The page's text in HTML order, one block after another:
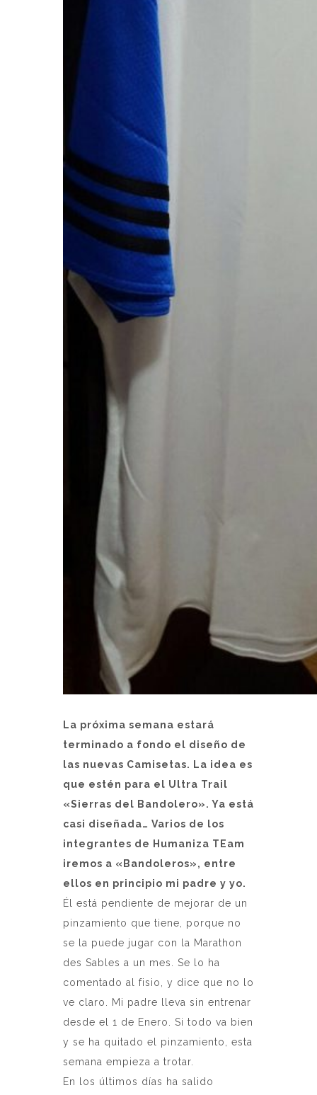
La próxima semana estará
terminado a fondo el diseño de
las nuevas Camisetas. La idea es
que estén para el Ultra Trail
«Sierras del Bandolero». Ya está
casi diseñada… Varios de los
integrantes de Humaniza TEam
iremos a «Bandoleros», entre
ellos en principio mi padre y yo.
Él está pendiente de mejorar de un
pinzamiento que tiene, porque no
se la puede jugar con la Marathon
des Sables a un mes. Se lo ha
comentado al fisio, y dice que no lo
ve claro. Mi padre lleva sin entrenar
desde el 1 de Enero. Si todo va bien
y se ha quitado el pinzamiento, esta
semana empieza a trotar.
En los últimos días ha salido